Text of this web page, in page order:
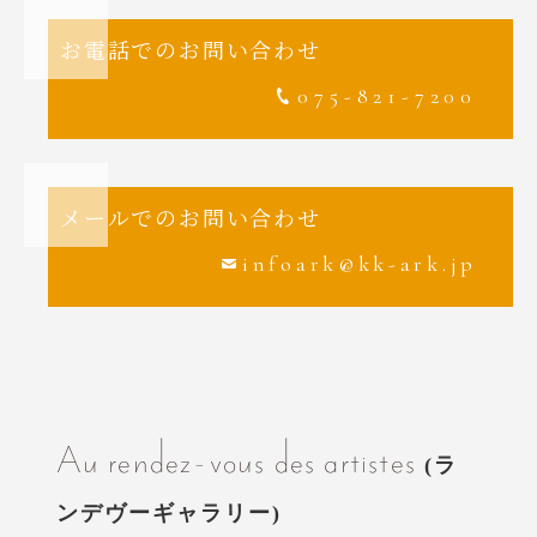
お電話でのお問い合わせ
075-821-7200
メールでのお問い合わせ
infoark@kk-ark.jp
Au rendez-vous des artistes